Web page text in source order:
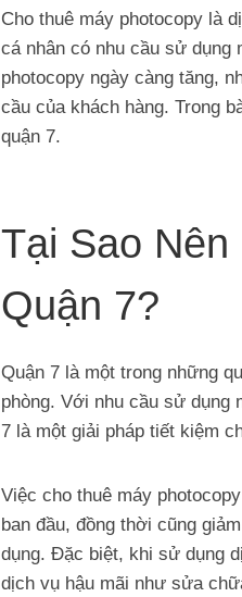
Cho thuê máy photocopy là
cá nhân có nhu cầu sử dụng
photocopy ngày càng tăng,
cầu của khách hàng. Trong
quận 7.
Tại Sao
Quận 7?
Quận 7 là một trong những
phòng. Với nhu cầu sử dụng
7 là một giải pháp tiết kiệm
Việc cho thuê máy
ban đầu, đồng thời cũng
dụng. Đặc biệt, khi sử dụng
dịch vụ hậu mãi như sửa